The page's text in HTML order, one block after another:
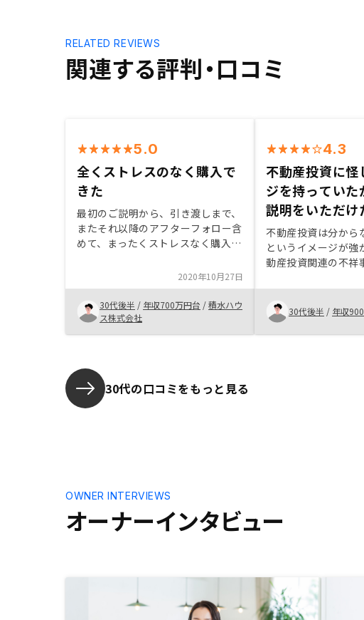
関連する評判・口コミ
RELATED REVIEWS
5.0
全くストレスのなく購入で
きた
最初のご説明から、引き渡しまで、
またそれ以降のアフターフォロー含
めて、まったくストレスなく購入さ
ームワークも大変良いと感じまし
た。
2020年10月27日
30代後半 / 年収700万円台 /積水ハウ
ス株式会社
4.3
不動産投資に怪
ジを持っていた
説明をいただけ
不動産投資は分から
というイメージが強
動産投資関連の不祥
リスクが読みきれ
考え得るリスクを一
説いただき、納得し
が良かったと思いま
用を前提とした契約
30代後半 / 年収
30代の口コミをもっと見る
オーナーインタビュー
OWNER INTERVIEWS